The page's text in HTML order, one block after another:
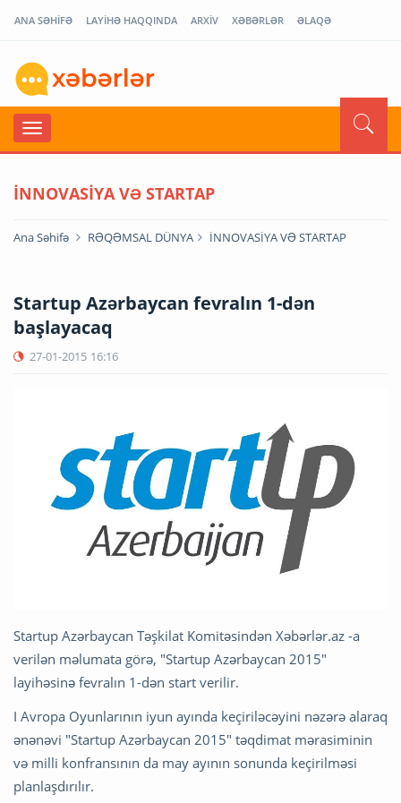
ANA SƏHİFƏ LAYİHƏ HAQQINDA ARXİV XƏBƏRLƏR ƏLAQƏ
İNNOVASİYA VƏ STARTAP
Ana Səhifə RƏQƏMSAL DÜNYA İNNOVASİYA VƏ STARTAP
Startup Azərbaycan fevralın 1-dən
başlayacaq
27-01-2015 16:16
Startup Azərbaycan Təşkilat Komitəsindən Xəbərlər.az -a
verilən məlumata görə, "Startup Azərbaycan 2015"
layihəsinə fevralın 1-dən start verilir.
I Avropa Oyunlarının iyun ayında keçiriləcəyini nəzərə alaraq
ənənəvi "Startup Azərbaycan 2015" təqdimat mərasiminin
və milli konfransının da may ayının sonunda keçirilməsi
planlaşdırılır.